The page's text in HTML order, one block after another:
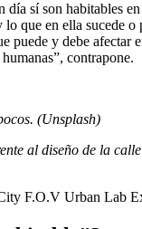
sí son habitables
que en ella sucede
puede y debe
contrapone.
(Unsplash)
al diseño de la
F.O.V Urban Lab